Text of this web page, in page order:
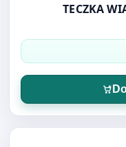
TECZKA
Otwórz produkt: